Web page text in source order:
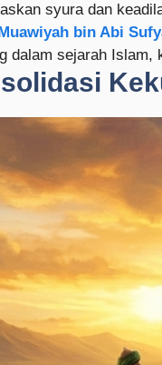
syura dan
bin Abi
dalam sejarah